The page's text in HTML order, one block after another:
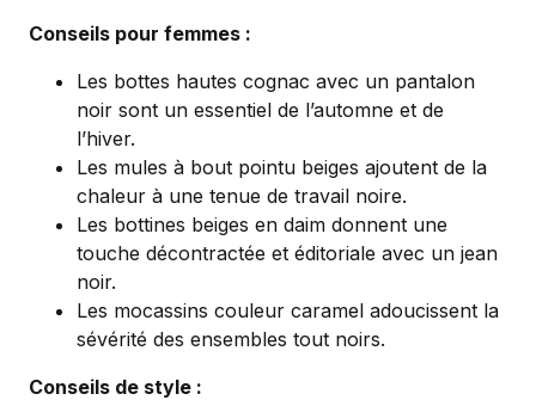
Conseils pour femmes :
Les bottes hautes cognac avec un pantalon
noir sont un essentiel de l’automne et de
l’hiver.
Les mules à bout pointu beiges ajoutent de la
chaleur à une tenue de travail noire.
Les bottines beiges en daim donnent une
touche décontractée et éditoriale avec un jean
noir.
Les mocassins couleur caramel adoucissent la
sévérité des ensembles tout noirs.
Conseils de style :